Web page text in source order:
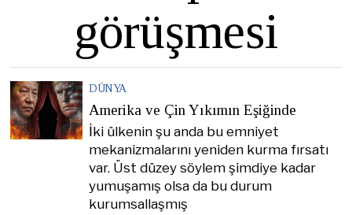
görüşmesi
DÜNYA
Amerika ve Çin Yıkımın Eşiğinde
İki ülkenin şu anda bu emniyet
mekanizmalarını yeniden kurma fırsatı
var. Üst düzey söylem şimdiye kadar
yumuşamış olsa da bu durum
kurumsallaşmış